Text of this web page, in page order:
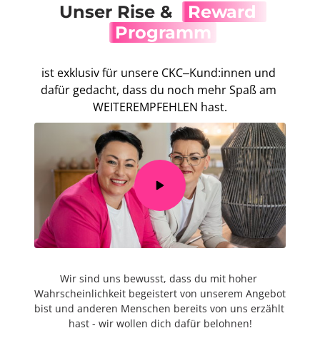
Unser Rise &
Programm
ist exklusiv für unsere CKC‒Kund:innen
dafür gedacht, dass du noch mehr Spaß
WEITEREMPFEHLEN hast.
Wir sind uns bewusst, dass du mit hoher
Wahrscheinlichkeit begeistert von unserem Angebot
bist und anderen Menschen bereits von uns erzählt
hast - wir wollen dich dafür belohnen!